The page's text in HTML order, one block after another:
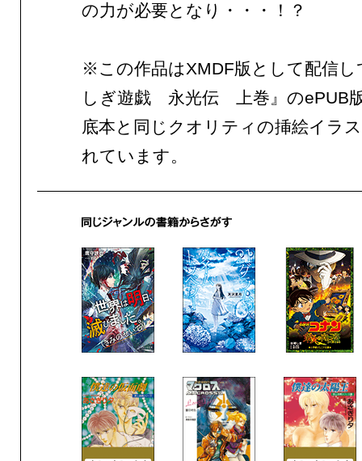
の力が必要となり・・・！？
※この作品はXMDF版として配信し
しぎ遊戯 永光伝 上巻』のePUB
底本と同じクオリティの挿絵イラ
れています。